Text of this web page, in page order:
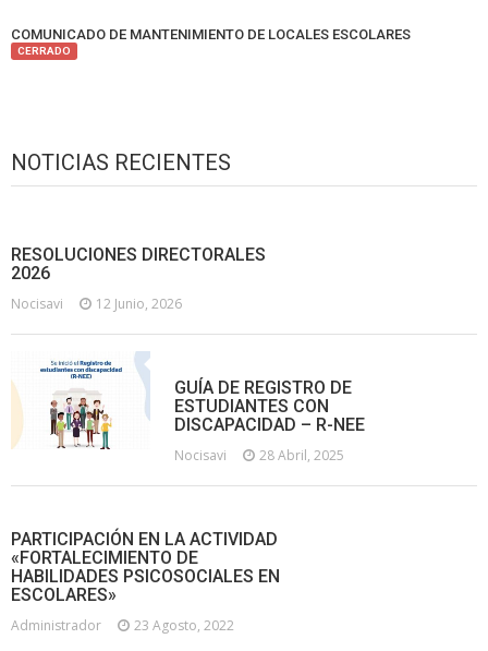
COMUNICADO DE MANTENIMIENTO DE LOCALES ESCOLARES
CERRADO
NOTICIAS RECIENTES
RESOLUCIONES DIRECTORALES
2026
Nocisavi 12 Junio, 2026
GUÍA DE REGISTRO DE
ESTUDIANTES CON
DISCAPACIDAD – R-NEE
Nocisavi 28 Abril, 2025
PARTICIPACIÓN EN LA ACTIVIDAD
«FORTALECIMIENTO DE
HABILIDADES PSICOSOCIALES EN
ESCOLARES»
Administrador 23 Agosto, 2022